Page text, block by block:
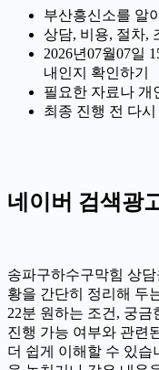
부산흥신소를 알
상담, 비용, 절차,
2026년07월07일
내인지 확인하기
필요한 자료나 개
최종 진행 전 다
네이버 검색광
송파구하수구막힘 상
황을 간단히 정리해 두
22분 원하는 조건, 궁
진행 가능 여부와 관련
더 쉽게 이해할 수 있습